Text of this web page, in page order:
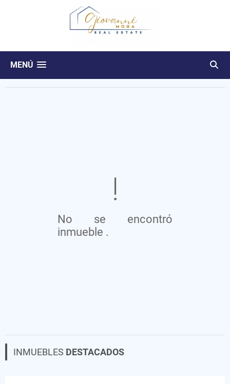
MENÚ
No se encontró
inmueble .
INMUEBLES DESTACADOS